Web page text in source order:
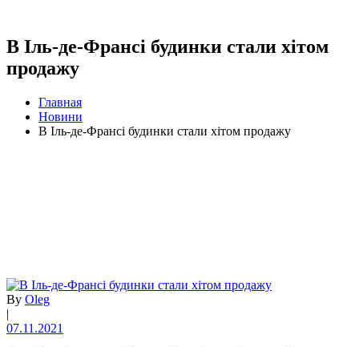
В Іль-де-Франсі будинки стали хітом
продажу
Главная
Новини
В Іль-де-Франсі будинки стали хітом продажу
By Oleg
|
07.11.2021